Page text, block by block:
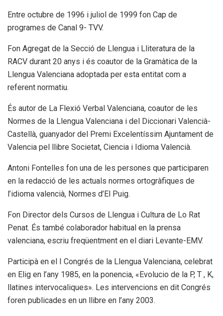
Entre octubre de 1996 i juliol de 1999 fon Cap de
programes de Canal 9- TVV.
Fon Agregat de la Secció de Llengua i Lliteratura de la
RACV durant 20 anys i és coautor de la Gramàtica de la
Llengua Valenciana adoptada per esta entitat com a
referent normatiu.
És autor de La Flexió Verbal Valenciana, coautor de les
Normes de la Llengua Valenciana i del Diccionari Valencià-
Castellà, guanyador del Premi Excelentíssim Ajuntament de
Valencia pel llibre Societat, Ciencia i Idioma Valencià.
Antoni Fontelles fon una de les persones que participaren
en la redacció de les actuals normes ortogràfiques de
l’idioma valencià, Normes d’El Puig.
Fon Director dels Cursos de Llengua i Cultura de Lo Rat
Penat. És també colaborador habitual en la prensa
valenciana, escriu freqüentment en el diari Levante-EMV.
Participà en el I Congrés de la Llengua Valenciana, celebrat
en Elig en l’any 1985, en la ponencia, «Evolucio de la P, T , K,
llatines intervocaliques». Les intervencions en dit Congrés
foren publicades en un llibre en l’any 2003.